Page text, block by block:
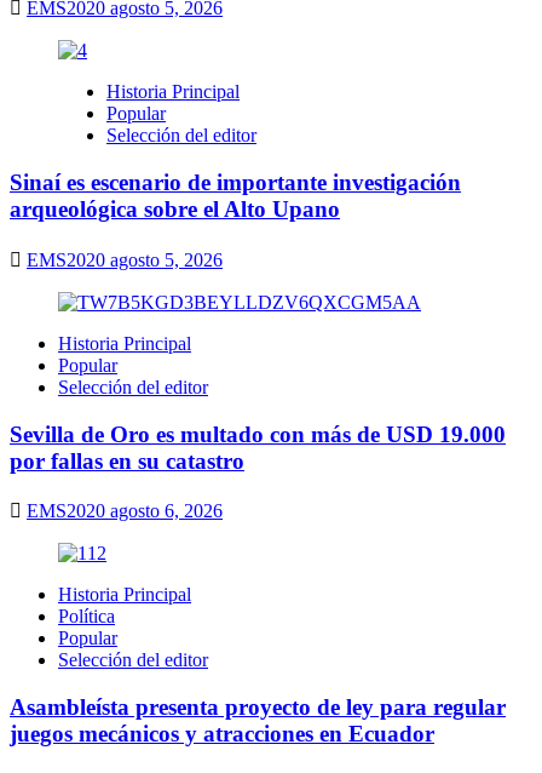
EMS2020 agosto 5, 2026
Historia Principal
Popular
Selección del editor
Sinaí es escenario de importante investigación
arqueológica sobre el Alto Upano
EMS2020 agosto 5, 2026
Historia Principal
Popular
Selección del editor
Sevilla de Oro es multado con más de USD 19.000
por fallas en su catastro
EMS2020 agosto 6, 2026
Historia Principal
Política
Popular
Selección del editor
Asambleísta presenta proyecto de ley para regular
juegos mecánicos y atracciones en Ecuador